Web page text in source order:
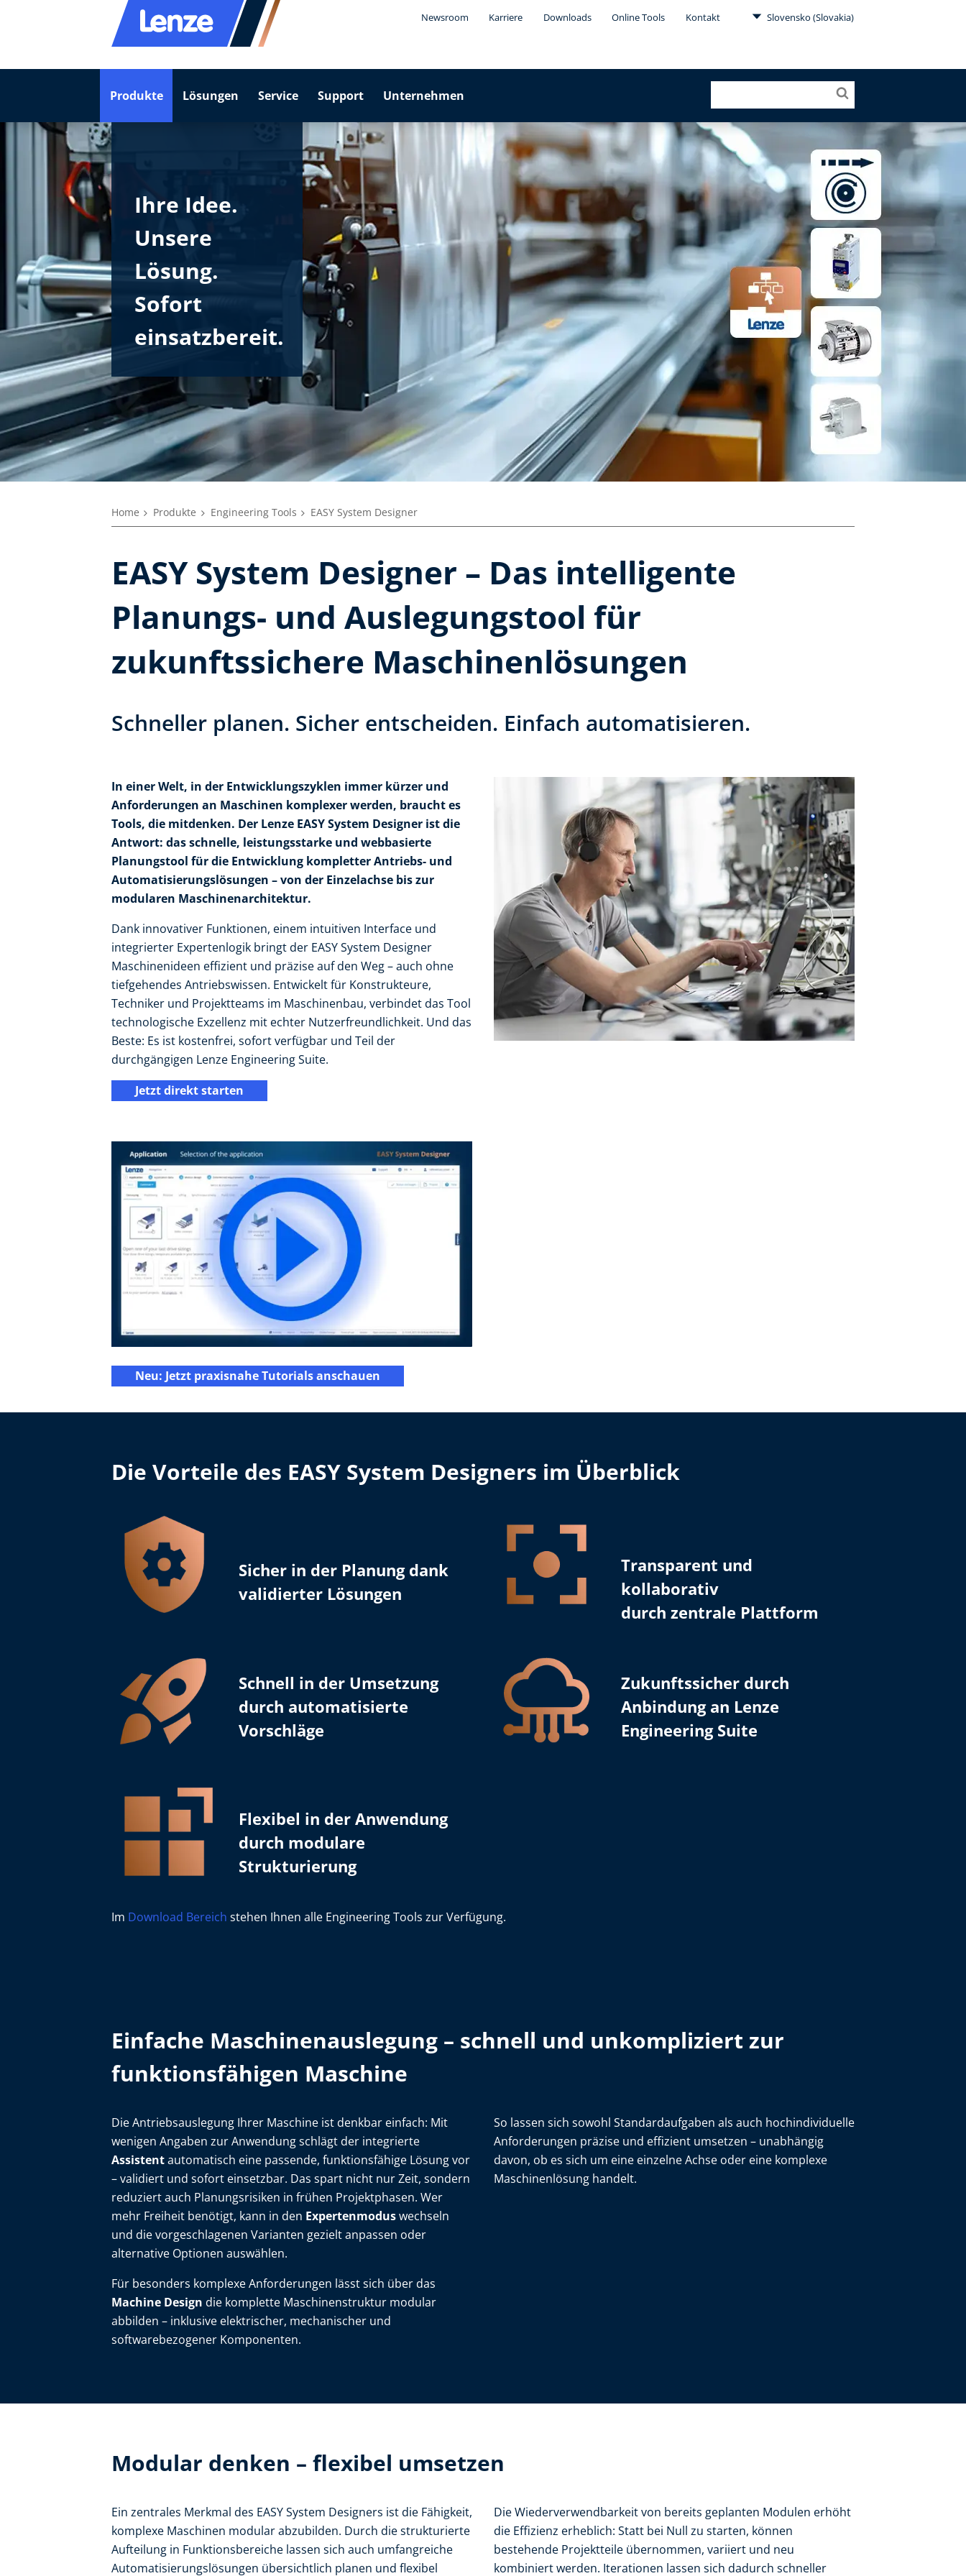
Newsroom Karriere Downloads Online Tools Kontakt Slovensko (Slovakia)
Produkte Lösungen Service Support Unternehmen
Ihre Idee.
Unsere
Lösung.
Sofort
einsatzbereit.
Home Produkte Engineering Tools EASY System Designer
EASY System Designer – Das intelligente
Planungs- und Auslegungstool für
zukunftssichere Maschinenlösungen
Schneller planen. Sicher entscheiden. Einfach automatisieren.
In einer Welt, in der Entwicklungszyklen immer kürzer und
Anforderungen an Maschinen komplexer werden, braucht es
Tools, die mitdenken. Der Lenze EASY System Designer ist die
Antwort: das schnelle, leistungsstarke und webbasierte
Planungstool für die Entwicklung kompletter Antriebs- und
Automatisierungslösungen – von der Einzelachse bis zur
modularen Maschinenarchitektur.
Dank innovativer Funktionen, einem intuitiven Interface und
integrierter Expertenlogik bringt der EASY System Designer
Maschinenideen effizient und präzise auf den Weg – auch ohne
tiefgehendes Antriebswissen. Entwickelt für Konstrukteure,
Techniker und Projektteams im Maschinenbau, verbindet das Tool
technologische Exzellenz mit echter Nutzerfreundlichkeit. Und das
Beste: Es ist kostenfrei, sofort verfügbar und Teil der
durchgängigen Lenze Engineering Suite.
Jetzt direkt starten
Neu: Jetzt praxisnahe Tutorials anschauen
Die Vorteile des EASY System Designers im Überblick
Sicher in der Planung dank
validierter Lösungen
Transparent und
kollaborativ
durch zentrale Plattform
Schnell in der Umsetzung
durch automatisierte
Vorschläge
Zukunftssicher durch
Anbindung an Lenze
Engineering Suite
Flexibel in der Anwendung
durch modulare
Strukturierung
Im Download Bereich stehen Ihnen alle Engineering Tools zur Verfügung.
Einfache Maschinenauslegung – schnell und unkompliziert zur
funktionsfähigen Maschine
Die Antriebsauslegung Ihrer Maschine ist denkbar einfach: Mit
wenigen Angaben zur Anwendung schlägt der integrierte
Assistentautomatisch eine passende, funktionsfähige Lösung vor
– validiert und sofort einsetzbar. Das spart nicht nur Zeit, sondern
reduziert auch Planungsrisiken in frühen Projektphasen. Wer
mehr Freiheit benötigt, kann in den Expertenmoduswechseln
und die vorgeschlagenen Varianten gezielt anpassen oder
alternative Optionen auswählen.
Für besonders komplexe Anforderungen lässt sich über das
Machine Design die komplette Maschinenstruktur modular
abbilden – inklusive elektrischer, mechanischer und
softwarebezogener Komponenten.
So lassen sich sowohl Standardaufgaben als auch hochindividuelle
Anforderungen präzise und effizient umsetzen – unabhängig
davon, ob es sich um eine einzelne Achse oder eine komplexe
Maschinenlösung handelt.
Modular denken – flexibel umsetzen
Ein zentrales Merkmal des EASY System Designers ist die Fähigkeit,
komplexe Maschinen modular abzubilden. Durch die strukturierte
Aufteilung in Funktionsbereiche lassen sich auch umfangreiche
Automatisierungslösungen übersichtlich planen und flexibel
Die Wiederverwendbarkeit von bereits geplanten Modulen erhöht
die Effizienz erheblich: Statt bei Null zu starten, können
bestehende Projektteile übernommen, variiert und neu
kombiniert werden. Iterationen lassen sich dadurch schneller